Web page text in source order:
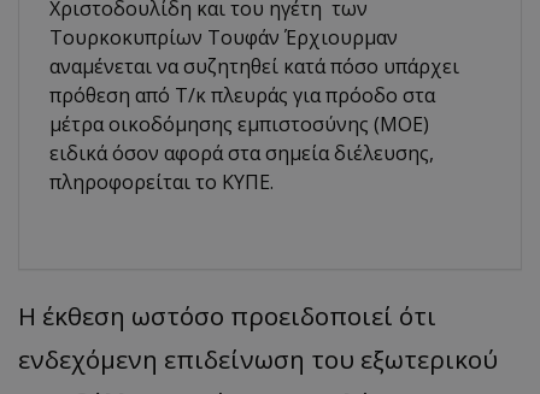
Χριστοδουλίδη και του ηγέτη των
Τουρκοκυπρίων Τουφάν Έρχιουρμαν
αναμένεται να συζητηθεί κατά πόσο υπάρχει
πρόθεση από Τ/κ πλευράς για πρόοδο στα
μέτρα οικοδόμησης εμπιστοσύνης (ΜΟΕ)
ειδικά όσον αφορά στα σημεία διέλευσης,
πληροφορείται το ΚΥΠΕ.
Η έκθεση ωστόσο προειδοποιεί ότι
ενδεχόμενη επιδείνωση του εξωτερικού